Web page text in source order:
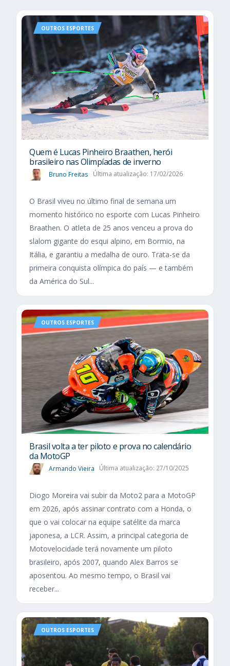
OUTROS ESPORTES
Quem é Lucas Pinheiro Braathen, herói
brasileiro nas Olimpíadas de inverno
Bruno Freitas Última atualização: 17/02/2026
O Brasil viveu no último final de semana um
momento histórico no esporte com Lucas Pinheiro
Braathen. O atleta de 25 anos venceu a prova do
slalom gigante do esqui alpino, em Bormio, na
Itália, e garantiu a medalha de ouro. Trata-se da
primeira conquista olímpica do país — e também
da América do Sul...
OUTROS ESPORTES
Brasil volta a ter piloto e prova no calendário
da MotoGP
Armando Vieira Última atualização: 27/10/2025
Diogo Moreira vai subir da Moto2 para a MotoGP
em 2026, após assinar contrato com a Honda, o
que o vai colocar na equipe satélite da marca
japonesa, a LCR. Assim, a principal categoria de
Motovelocidade terá novamente um piloto
brasileiro, após 2007, quando Alex Barros se
aposentou. Ao mesmo tempo, o Brasil vai
receber...
OUTROS ESPORTES